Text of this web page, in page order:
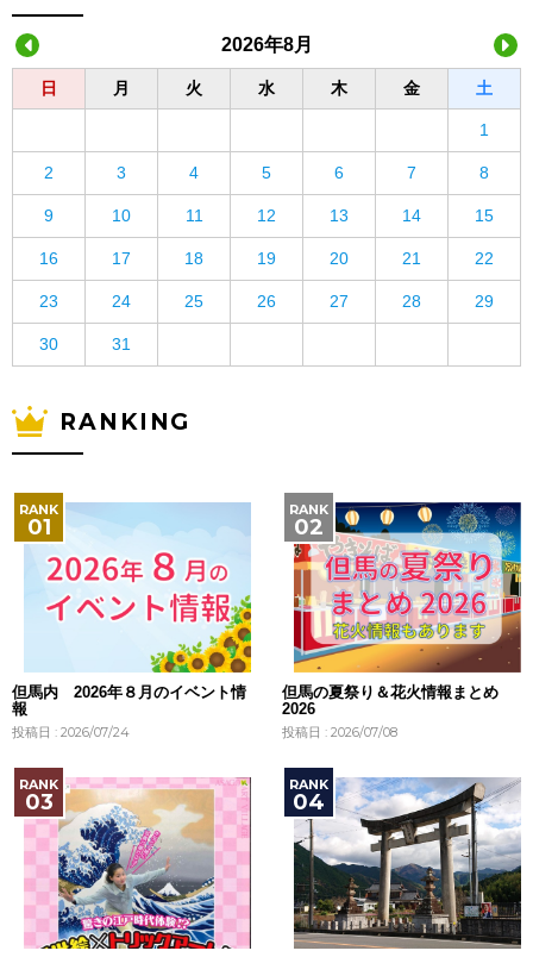
2026年8月
日 月 火 水 木 金 土
1
2 3 4 5 6 7 8
9 10 11 12 13 14 15
16 17 18 19 20 21 22
23 24 25 26 27 28 29
30 31
RANKING
但馬内 2026年８月のイベント情
報
投稿日 : 2026/07/24
但馬の夏祭り＆花火情報まとめ
2026
投稿日 : 2026/07/08